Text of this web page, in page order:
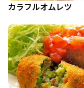
カラフルオムレツ